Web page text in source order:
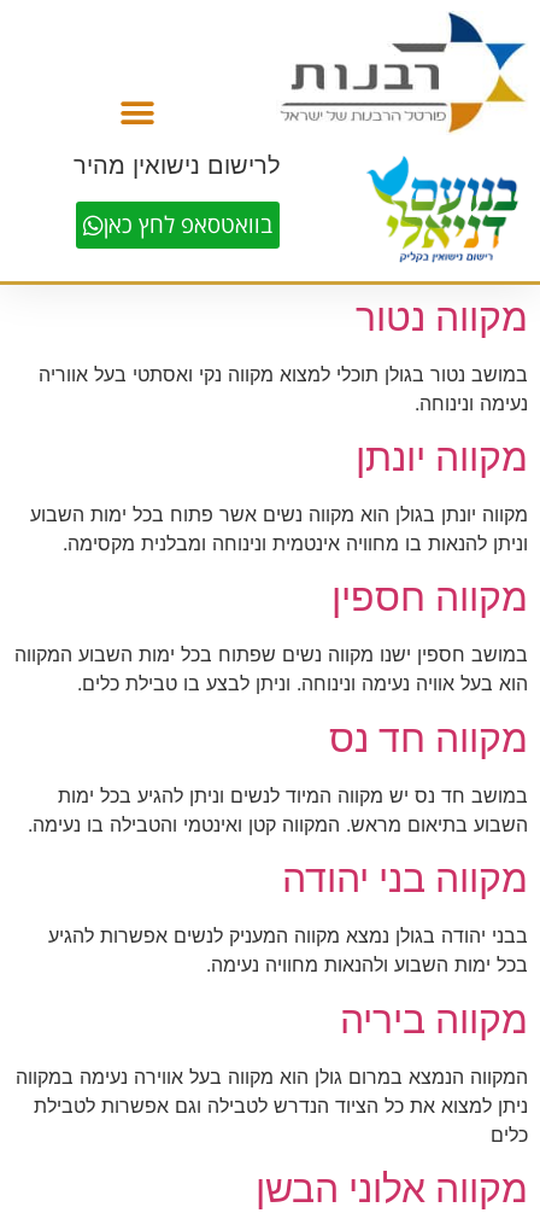
לרישום נישואין מהיר
בוואטסאפ לחץ כאן
מקווה נטור
במושב נטור בגולן תוכלי למצוא מקווה נקי ואסתטי בעל אווריה
נעימה ונינוחה.
מקווה יונתן
מקווה יונתן בגולן הוא מקווה נשים אשר פתוח בכל ימות השבוע
וניתן להנאות בו מחוויה אינטמית ונינוחה ומבלנית מקסימה.
מקווה חספין
במושב חספין ישנו מקווה נשים שפתוח בכל ימות השבוע המקווה
הוא בעל אוויה נעימה ונינוחה. וניתן לבצע בו טבילת כלים.
מקווה חד נס
במושב חד נס יש מקווה המיוד לנשים וניתן להגיע בכל ימות
השבוע בתיאום מראש. המקווה קטן ואינטמי והטבילה בו נעימה.
מקווה בני יהודה
בבני יהודה בגולן נמצא מקווה המעניק לנשים אפשרות להגיע
בכל ימות השבוע ולהנאות מחוויה נעימה.
מקווה ביריה
המקווה הנמצא במרום גולן הוא מקווה בעל אווירה נעימה במקווה
ניתן למצוא את כל הציוד הנדרש לטבילה וגם אפשרות לטבילת
כלים
מקווה אלוני הבשן